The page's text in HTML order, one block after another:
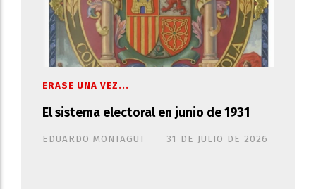
El sistema electoral en junio de 1931
EDUARDO MONTAGUT
ERASE UNA VEZ...
31 DE JULIO DE 2026